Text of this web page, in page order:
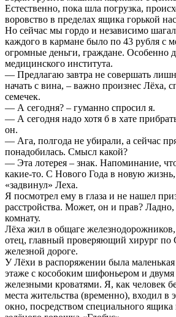
Естественно, пока шла погрузка,
воровство в пределах ящика горькой
Но сейчас мы гордо и независимо
каждого в кармане было по 43 рубля с
огромные деньги, граждане. Особенно
медицинского института.
— Предлагаю завтра не совершать
начать с вина, – важно произнес Лёха,
семечек.
— А сегодня? – гуманно спросил я.
— А сегодня надо хотя б в хате
он.
— Ага, полгода не убирали, а сейчас
понадобилась. Смысл какой?
— Эта лотерея – знак. Напоминание,
какие-то. С Нового Года в новую
«задвинул» Леха.
Я посмотрел ему в глаза и не нашел
расстройства. Может, он и прав?
комнату.
Лёха жил в общаге железнодорожников,
отец, главный проверяющий хирург по
железной дороге.
У Лёхи в распоряжении была
этаже с кособоким шифоньером и
железными кроватями. Я, как человек
места жительства (временно), входил в
окно, посредством специального ящика